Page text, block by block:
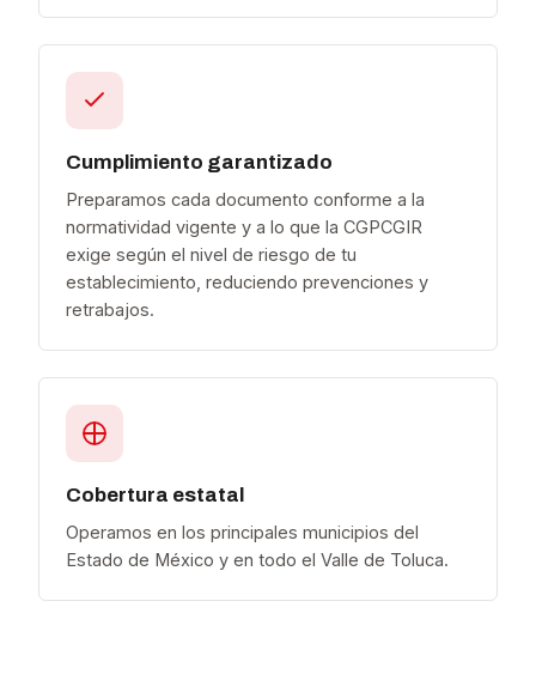
Cumplimiento garantizado
Preparamos cada documento conforme a la
normatividad vigente y a lo que la CGPCGIR
exige según el nivel de riesgo de tu
establecimiento, reduciendo prevenciones y
retrabajos.
Cobertura estatal
Operamos en los principales municipios del
Estado de México y en todo el Valle de Toluca.